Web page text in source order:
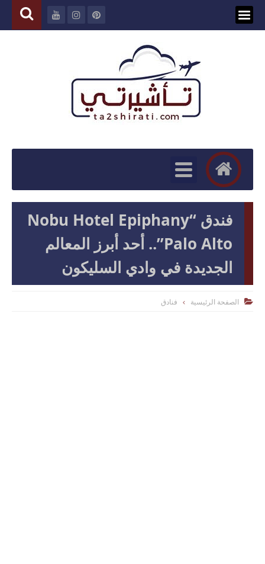
فندق “Nobu Hotel Epiphany
Palo Alto”.. أحد أبرز المعالم
الجديدة في وادي السليكون
 الصفحة الرئيسية فنادق